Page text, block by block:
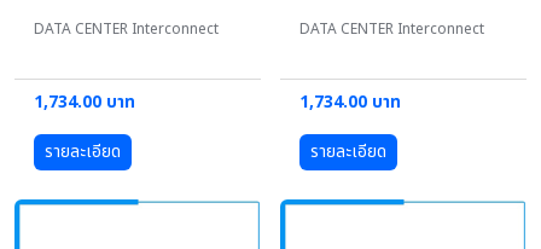
DATA CENTER Interconnect
1,734.00 บาท
รายละเอียด
DATA CENTER Interconnect
1,734.00 บาท
รายละเอียด